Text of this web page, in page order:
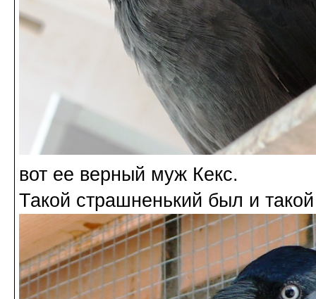
вот ее верный муж Кекс.
Такой страшненький был и